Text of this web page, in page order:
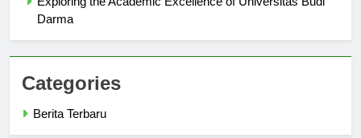
Exploring the Academic Excellence of Universitas Budi
Categories